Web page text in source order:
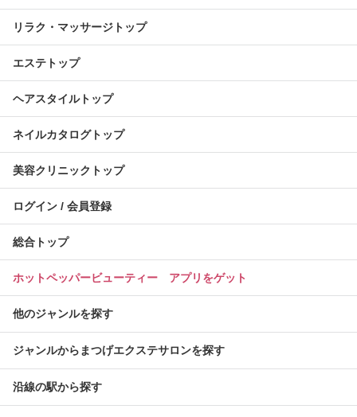
リラク・マッサージトップ
エステトップ
ヘアスタイルトップ
ネイルカタログトップ
美容クリニックトップ
ログイン / 会員登録
総合トップ
ホットペッパービューティー アプリをゲット
他のジャンルを探す
ジャンルからまつげエクステサロンを探す
沿線の駅から探す